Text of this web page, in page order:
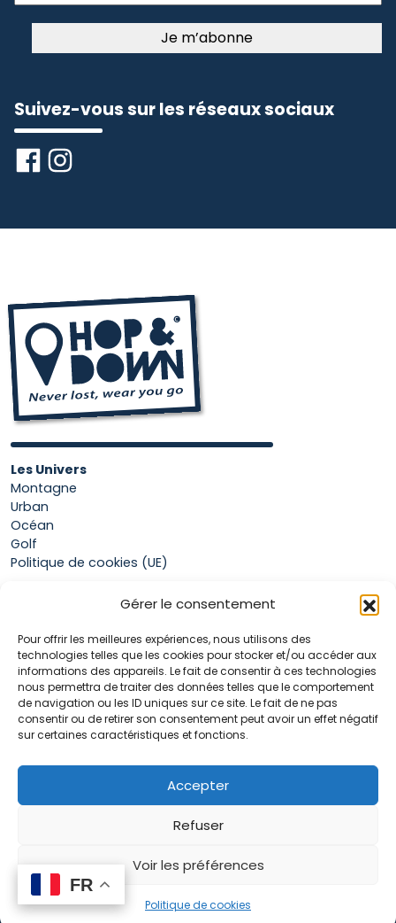
Gérer le consentement
Pour offrir les meilleures expériences, nous utilisons des
technologies telles que les cookies pour stocker et/ou accéder aux
informations des appareils. Le fait de consentir à ces technologies
nous permettra de traiter des données telles que le comportement
de navigation ou les ID uniques sur ce site. Le fait de ne pas
consentir ou de retirer son consentement peut avoir un effet négatif
sur certaines caractéristiques et fonctions.
Accepter
Refuser
Voir les préférences
Politique de cookies
0
Suivez-vous sur les réseaux sociaux
Les Univers
Montagne
Urban
Océan
Golf
Politique de cookies (UE)
Mon compte
Panier
Conditions générales de vente
La marque Hop & Down
Plan du site
FR
FR